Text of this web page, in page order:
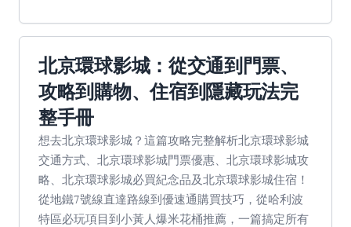
北京環球影城：從交通到門票、
攻略到購物、住宿到隱藏玩法完
整手冊
想去北京環球影城？這篇攻略完整解析北京環球影城
交通方式、北京環球影城門票優惠、北京環球影城攻
略、北京環球影城必買紀念品及北京環球影城住宿！
從地鐵7號線直達路線到優速通購買技巧，從哈利波
特區必玩項目到小黃人爆米花桶推薦，一篇搞定所有